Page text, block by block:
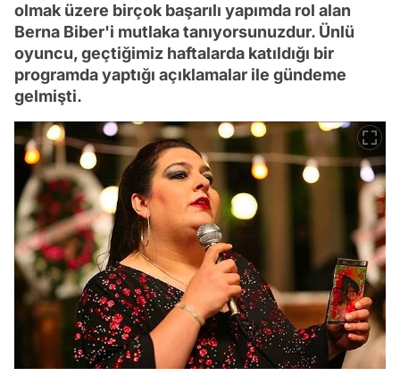
olmak üzere birçok başarılı yapımda rol alan
Berna Biber'i mutlaka tanıyorsunuzdur. Ünlü
oyuncu, geçtiğimiz haftalarda katıldığı bir
programda yaptığı açıklamalar ile gündeme
gelmişti.